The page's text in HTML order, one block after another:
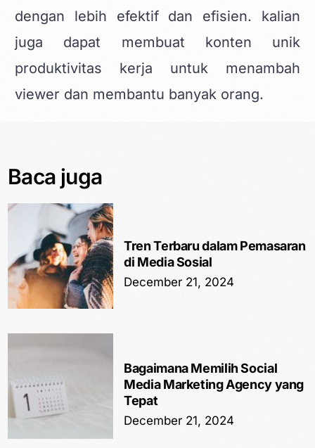
dengan lebih efektif dan efisien. kalian
juga dapat membuat konten unik
produktivitas kerja untuk menambah
viewer dan membantu banyak orang.
Baca juga
Tren Terbaru dalam Pemasaran
di Media Sosial
December 21, 2024
Bagaimana Memilih Social
Media Marketing Agency yang
Tepat
December 21, 2024